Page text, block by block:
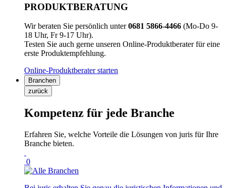
PRODUKTBERATUNG
Wir beraten Sie persönlich unter0681 5866-4466 (Mo-Do 9-
18 Uhr, Fr 9-17 Uhr).
Testen Sie auch gerne unseren Online-Produktberater für eine
erste Produktempfehlung.
Online-Produktberater starten
Branchen
zurück
Kompetenz für jede Branche
Erfahren Sie, welche Vorteile die Lösungen von juris für Ihre
Branche bieten.
0